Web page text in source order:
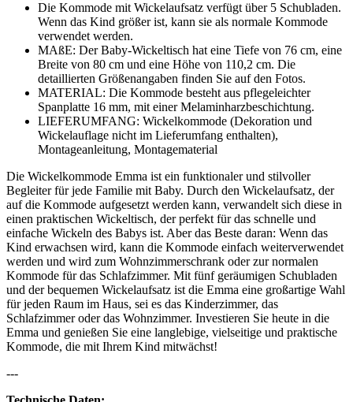
Die Kommode mit Wickelaufsatz verfügt über 5 Schubladen.
Wenn das Kind größer ist, kann sie als normale Kommode
verwendet werden.
MAßE: Der Baby-Wickeltisch hat eine Tiefe von 76 cm, eine
Breite von 80 cm und eine Höhe von 110,2 cm. Die
detaillierten Größenangaben finden Sie auf den Fotos.
MATERIAL: Die Kommode besteht aus pflegeleichter
Spanplatte 16 mm, mit einer Melaminharzbeschichtung.
LIEFERUMFANG: Wickelkommode (Dekoration und
Wickelauflage nicht im Lieferumfang enthalten),
Montageanleitung, Montagematerial
Die Wickelkommode Emma ist ein funktionaler und stilvoller
Begleiter für jede Familie mit Baby. Durch den Wickelaufsatz, der
auf die Kommode aufgesetzt werden kann, verwandelt sich diese in
einen praktischen Wickeltisch, der perfekt für das schnelle und
einfache Wickeln des Babys ist. Aber das Beste daran: Wenn das
Kind erwachsen wird, kann die Kommode einfach weiterverwendet
werden und wird zum Wohnzimmerschrank oder zur normalen
Kommode für das Schlafzimmer. Mit fünf geräumigen Schubladen
und der bequemen Wickelaufsatz ist die Emma eine großartige Wahl
für jeden Raum im Haus, sei es das Kinderzimmer, das
Schlafzimmer oder das Wohnzimmer. Investieren Sie heute in die
Emma und genießen Sie eine langlebige, vielseitige und praktische
Kommode, die mit Ihrem Kind mitwächst!
---